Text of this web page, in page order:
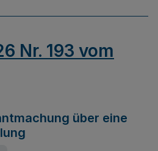
Nr. 193 vom
über eine